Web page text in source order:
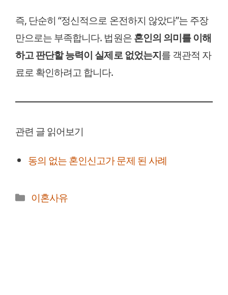
즉, 단순히 “정신적으로 온전하지 않았다”는 주장
만으로는 부족합니다. 법원은혼인의 의미를 이해
하고 판단할 능력이 실제로 없었는지를 객관적 자
료로 확인하려고 합니다.
관련 글 읽어보기
동의 없는 혼인신고가 문제 된 사례
카
이혼사유